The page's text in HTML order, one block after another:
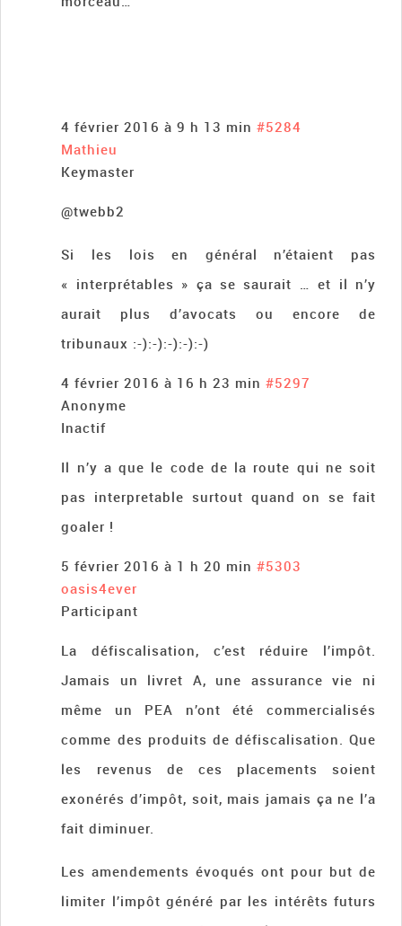
4 février 2016 à 9 h 13 min #5284
Mathieu
Keymaster
@twebb2
Si les lois en général n’étaient pas
« interprétables » ça se saurait … et il n’y
aurait plus d’avocats ou encore de
tribunaux :-):-):-):-):-)
4 février 2016 à 16 h 23 min #5297
Anonyme
Inactif
Il n’y a que le code de la route qui ne soit
pas interpretable surtout quand on se fait
goaler !
5 février 2016 à 1 h 20 min #5303
oasis4ever
Participant
La défiscalisation, c’est réduire l’impôt.
Jamais un livret A, une assurance vie ni
même un PEA n’ont été commercialisés
comme des produits de défiscalisation. Que
les revenus de ces placements soient
exonérés d’impôt, soit, mais jamais ça ne l’a
fait diminuer.
Les amendements évoqués ont pour but de
limiter l’impôt généré par les intérêts futurs